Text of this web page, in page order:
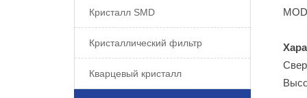
Кристалл SMD
Кристаллический фильтр
Кварцевый кристалл